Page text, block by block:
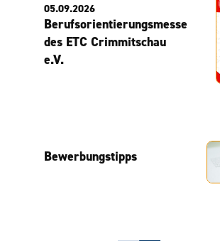
05.09.2026
Berufsorientierungsmesse
des ETC Crimmitschau
e.V.
Bewerbungstipps